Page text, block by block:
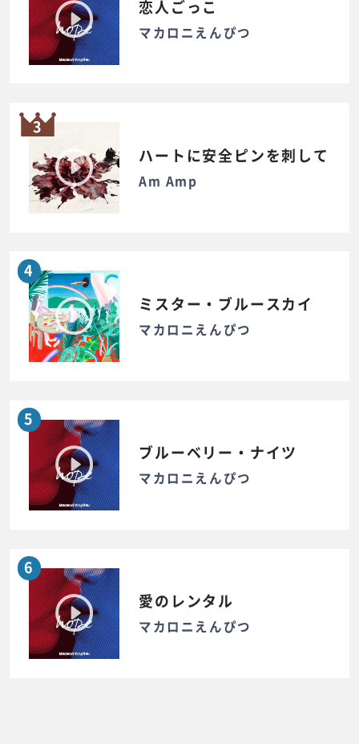
恋人ごっこ
マカロニえんぴつ
3
ハートに安全ピンを刺して
Am Amp
4
ミスター・ブルースカイ
マカロニえんぴつ
5
ブルーベリー・ナイツ
マカロニえんぴつ
6
愛のレンタル
マカロニえんぴつ